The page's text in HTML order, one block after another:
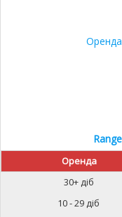
Оренда
30+ діб
10 - 29 діб